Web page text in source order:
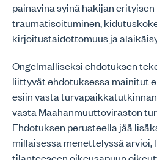
painavina syinä hakijan
traumatisoituminen,
kirjoitustaidottomuus ja
Ongelmalliseksi ehdotuksen
liittyvät ehdotuksessa mainitut
esiin vasta
vasta Maahanmuuttoviraston
Ehdotuksen perusteella jää
millaisessa menettelyssä arvioi,